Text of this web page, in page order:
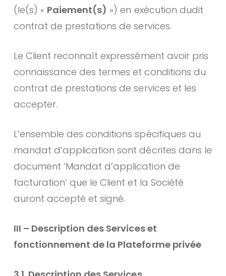
(le(s) « Paiement(s) ») en exécution dudit
contrat de prestations de services.
Le Client reconnaît expressément avoir pris
connaissance des termes et conditions du
contrat de prestations de services et les
accepter.
L’ensemble des conditions spécifiques au
mandat d’application sont décrites dans le
document ‘Mandat d’application de
facturation’ que le Client et la Société
auront accepté et signé.
III – Description des Services et
fonctionnement de la Plateforme privée